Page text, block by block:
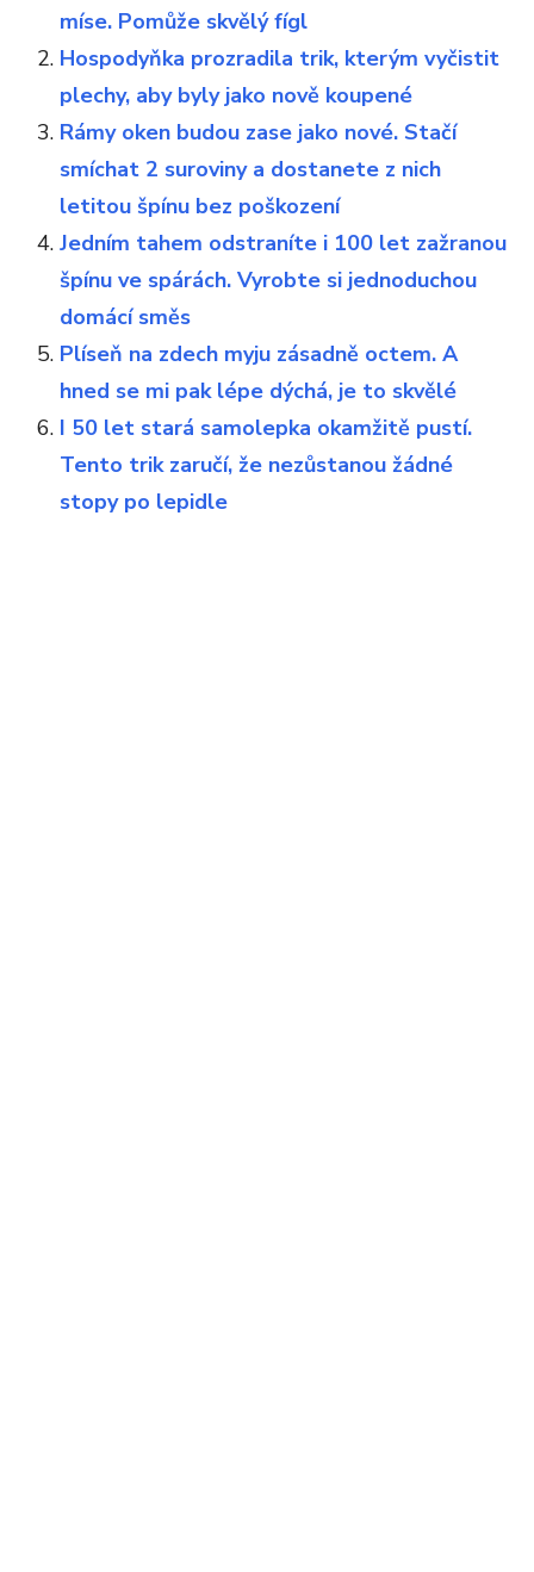
míse. Pomůže skvělý fígl
Hospodyňka prozradila trik, kterým vyčistit
plechy, aby byly jako nově koupené
Rámy oken budou zase jako nové. Stačí
smíchat 2 suroviny a dostanete z nich
letitou špínu bez poškození
Jedním tahem odstraníte i 100 let zažranou
špínu ve spárách. Vyrobte si jednoduchou
domácí směs
Plíseň na zdech myju zásadně octem. A
hned se mi pak lépe dýchá, je to skvělé
I 50 let stará samolepka okamžitě pustí.
Tento trik zaručí, že nezůstanou žádné
stopy po lepidle